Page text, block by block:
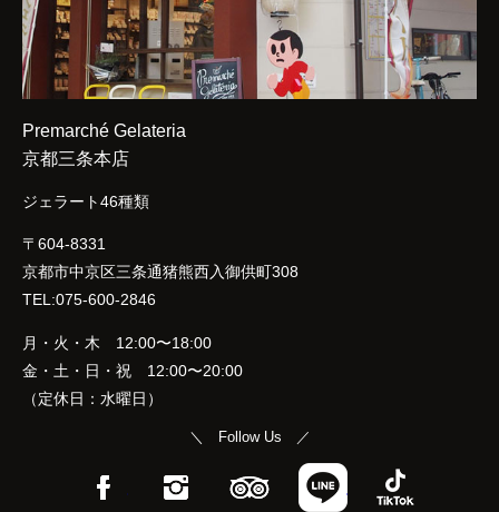
Premarché Gelateria
京都三条本店
ジェラート46種類
〒604-8331
京都市中京区三条通猪熊西入御供町308
TEL:075-600-2846
月・火・木 12:00〜18:00
金・土・日・祝 12:00〜20:00
（定休日：水曜日）
＼ Follow Us ／
FacebookInstagramTripAdvisor
LINE